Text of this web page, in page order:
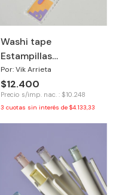
Washi tape
Estampillas
Revelacion
Por: Vik Arrieta
$12.400
Precio s/imp. nac. : $10.248
3 cuotas sin interés de $4.133,33